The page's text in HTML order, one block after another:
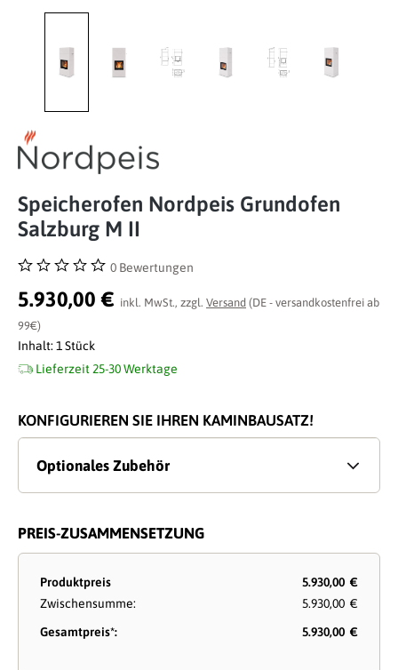
Speicherofen Nordpeis Grundofen
Salzburg M II
Durchschnittliche Bewertung von 0 von 5 Sternen
0 Bewertungen
5.930,00 € inkl. MwSt., zzgl. Versand (DE - versandkostenfrei ab
99€)
Inhalt: 1 Stück
Lieferzeit 25-30 Werktage
KONFIGURIEREN SIE IHREN KAMINBAUSATZ!
Optionales Zubehör
PREIS-ZUSAMMENSETZUNG
Produktpreis
5.930,00 €
Zwischensumme:
5.930,00 €
Gesamtpreis*:
5.930,00 €